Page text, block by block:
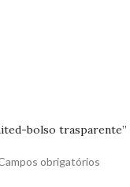
bolso trasparente”
obrigatórios